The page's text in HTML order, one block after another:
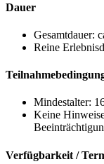
Dauer
Gesamtdauer:
Reine
Mindestalter:
Keine
Verfügbarkeit /